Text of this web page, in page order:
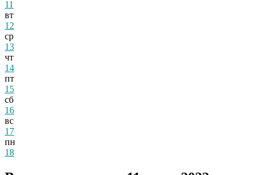
11
вт
12
ср
13
чт
14
пт
15
сб
16
вс
17
пн
18